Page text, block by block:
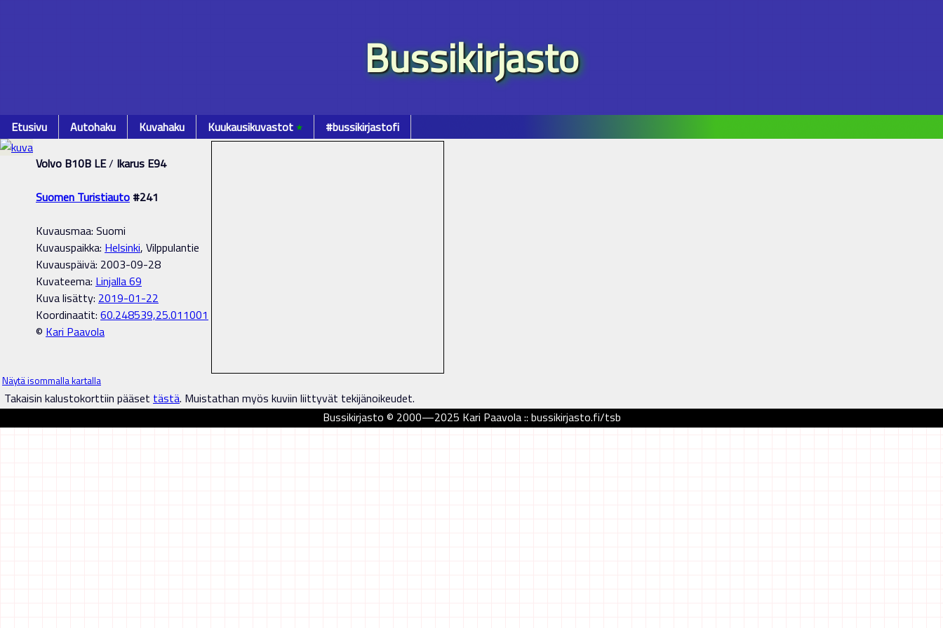
Bussikirjasto
Etusivu Autohaku Kuvahaku Kuukausikuvastot٭ #bussikirjastofi
Volvo B10B LE/ Ikarus E94
Suomen Turistiauto #241
Kuvausmaa: Suomi
Kuvauspaikka: Helsinki, Vilppulantie
Kuvauspäivä: 2003-09-28
Kuvateema: Linjalla 69
Kuva lisätty: 2019-01-22
Koordinaatit: 60.248539,25.011001
© Kari Paavola
Näytä isommalla kartalla
Takaisin kalustokorttiin pääset tästä. Muistathan myös kuviin liittyvät tekijänoikeudet.
Bussikirjasto © 2000—2025 Kari Paavola :: bussikirjasto.fi/tsb